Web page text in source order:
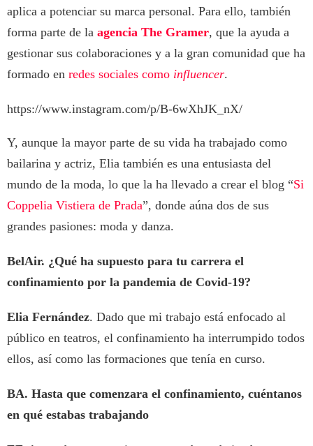
aplica a potenciar su marca personal. Para ello, también
forma parte de la agencia The Gramer, que la ayuda a
gestionar sus colaboraciones y a la gran comunidad que ha
formado en redes sociales como influencer.
https://www.instagram.com/p/B-6wXhJK_nX/
Y, aunque la mayor parte de su vida ha trabajado como
bailarina y actriz, Elia también es una entusiasta del
mundo de la moda, lo que la ha llevado a crear el blog “Si
Coppelia Vistiera de Prada”, donde aúna dos de sus
grandes pasiones: moda y danza.
BelAir. ¿Qué ha supuesto para tu carrera el
confinamiento por la pandemia de Covid-19?
Elia Fernández. Dado que mi trabajo está enfocado al
público en teatros, el confinamiento ha interrumpido todos
ellos, así como las formaciones que tenía en curso.
BA. Hasta que comenzara el confinamiento, cuéntanos
en qué estabas trabajando